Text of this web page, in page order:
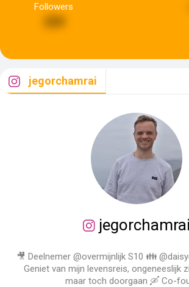
Followers
jegorchamrai
jegorchamrai
🎥 Deelnemer @overmijnlijk S10 👪
Geniet van mijn levensreis, ongeneeslijk
maar toch doorgaan 🛶 Co-